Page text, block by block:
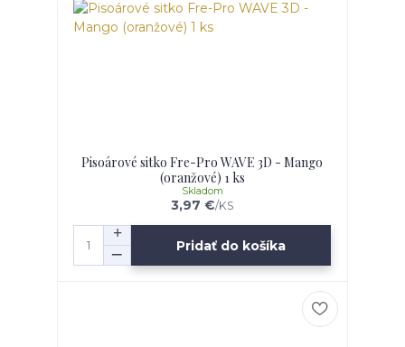
Pisoárové sitko Fre-Pro WAVE 3D - Mango
(oranžové) 1 ks
3,97 €/KS
Skladom
Pridať do košíka